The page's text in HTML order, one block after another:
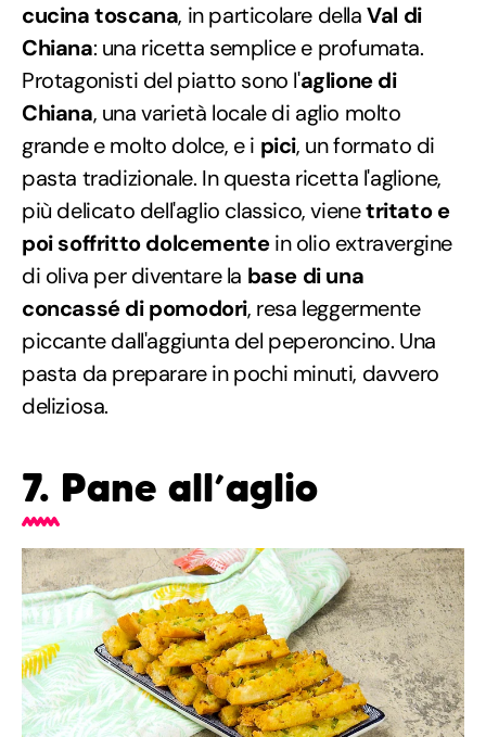
cucina toscana, in particolare dellaVal di
Chiana: una ricetta semplice e profumata.
Protagonisti del piatto sono l'aglione di
Chiana, una varietà locale di aglio molto
grande e molto dolce, e i pici, un formato di
pasta tradizionale. In questa ricetta l'aglione,
più delicato dell'aglio classico, vienetritato e
poi soffritto dolcementein olio extravergine
di oliva per diventare la base di una
concassé di pomodori, resa leggermente
piccante dall'aggiunta del peperoncino. Una
pasta da preparare in pochi minuti, davvero
deliziosa.
7. Pane all’aglio